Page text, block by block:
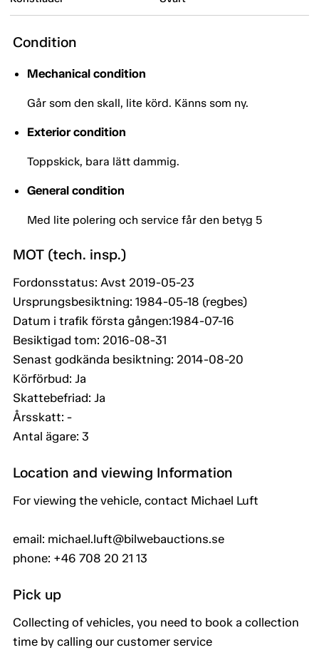
Condition
Mechanical condition
Går som den skall, lite körd. Känns som ny.
Exterior condition
Toppskick, bara lätt dammig.
General condition
Med lite polering och service får den betyg 5
MOT (tech. insp.)
Fordonsstatus: Avst 2019-05-23
Ursprungsbesiktning: 1984-05-18 (regbes)
Datum i trafik första gången:1984-07-16
Besiktigad tom: 2016-08-31
Senast godkända besiktning: 2014-08-20
Körförbud: Ja
Skattebefriad: Ja
Årsskatt: -
Antal ägare: 3
Location and viewing Information
For viewing the vehicle, contact Michael Luft
email: michael.luft@bilwebauctions.se
phone: +46 708 20 21 13
Pick up
Collecting of vehicles, you need to book a collection
time by calling our customer service